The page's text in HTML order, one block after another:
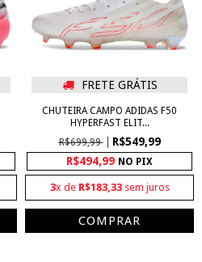
FRETE GRÁTIS
CHUTEIRA CAMPO ADIDAS F50
HYPERFAST ELIT...
R$699,99
R$549,99
R$494,99 NO PIX
3x de R$183,33sem juros
COMPRAR